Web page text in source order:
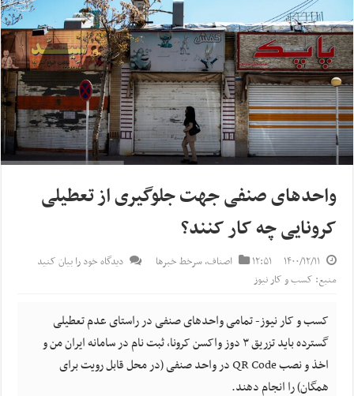
واحدهای صنفی جهت جلوگیری از تعطیلی
کرونایی چه کار کنند؟
۱۴۰۰/۱۲/۱۱ ۱۲:۵۱ اصناف,سرخط خبرها
دیدگاه خود را بیان کنید
منبع: کسب و کار نیوز
کسب و کار نیوز- تمامی واحدهای صنفی در راستای عدم تعطیلی
گسترده باید تزریق ۳ دوز واکسن کرونا، ثبت نام در سامانه ایران من و
اخذ و نصب QR Code در واحد صنفی (در محل قابل رویت برای
همگان) را انجام دهند.